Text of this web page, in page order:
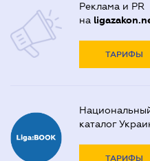
Реклама и PR
на
ТАРИФЫ
каталог
ТАРИФЫ